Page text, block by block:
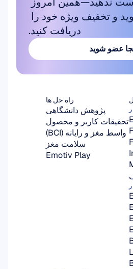
دریافت کنید.
عضو شوید
راه حل ها
پژوهش دانشگاهی
تحقیقات کاربر و محصول
واسط مغز و رایانه (BCI)
سلامت مغز
Emotiv Play